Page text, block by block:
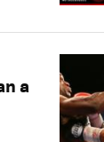
a